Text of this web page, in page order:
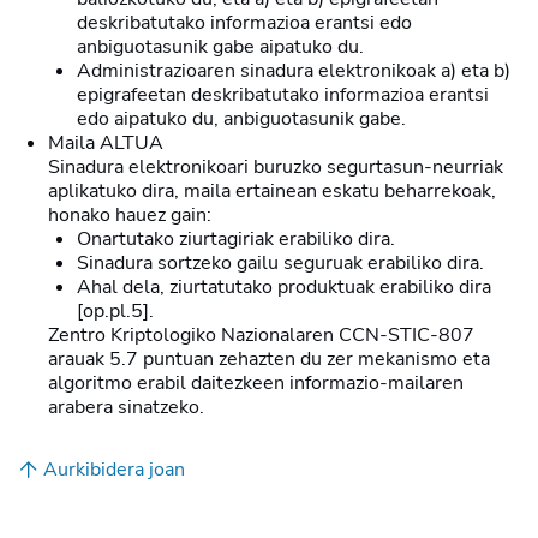
deskribatutako informazioa erantsi edo
anbiguotasunik gabe aipatuko du.
Administrazioaren sinadura elektronikoak a) eta b)
epigrafeetan deskribatutako informazioa erantsi
edo aipatuko du, anbiguotasunik gabe.
Maila ALTUA
Sinadura elektronikoari buruzko segurtasun-neurriak
aplikatuko dira, maila ertainean eskatu beharrekoak,
honako hauez gain:
Onartutako ziurtagiriak erabiliko dira.
Sinadura sortzeko gailu seguruak erabiliko dira.
Ahal dela, ziurtatutako produktuak erabiliko dira
[op.pl.5].
Zentro Kriptologiko Nazionalaren CCN-STIC-807
arauak 5.7 puntuan zehazten du zer mekanismo eta
algoritmo erabil daitezkeen informazio-mailaren
arabera sinatzeko.
Aurkibidera joan